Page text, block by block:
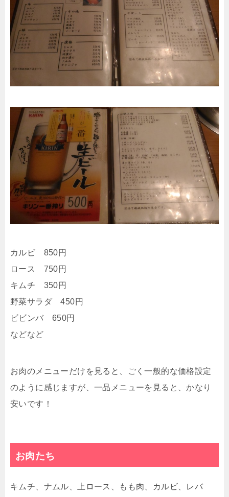
カルビ 850円
ロース 750円
キムチ 350円
野菜サラダ 450円
ビビンバ 650円
などなど
お肉のメニューだけを見ると、ごく一般的な価格設定
のように感じますが、一品メニューを見ると、かなり
安いです！
お肉たち
キムチ、ナムル、上ロース、もも肉、カルビ、レバ